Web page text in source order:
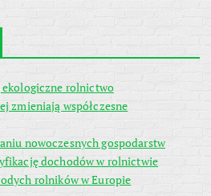
ekologiczne rolnictwo
zmieniają współczesne
nowoczesnych gospodarstw
dochodów w rolnictwie
rolników w Europie